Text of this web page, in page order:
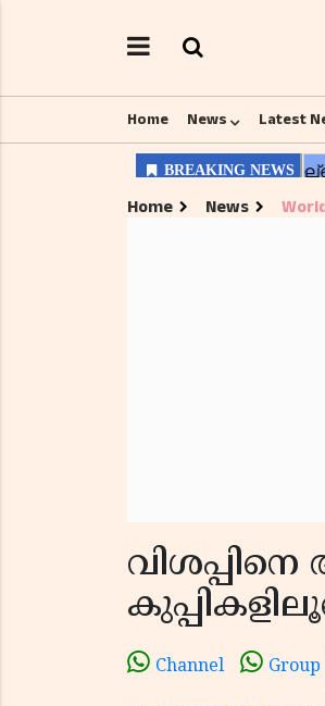
Home News Latest
Home News
Channel Group